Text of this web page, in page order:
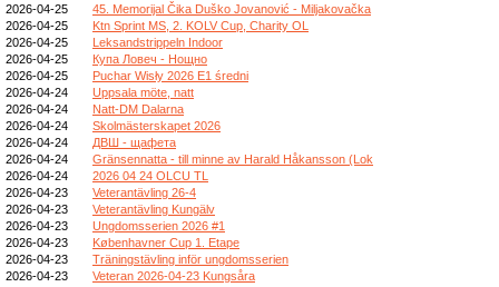
2026-04-25
45. Memorijal Čika Duško Jovanović - Miljakovačka
2026-04-25
Ktn Sprint MS, 2. KOLV Cup, Charity OL
2026-04-25
Leksandstrippeln Indoor
2026-04-25
Купа Ловеч - Нощно
2026-04-25
Puchar Wisły 2026 E1 średni
2026-04-24
Uppsala möte, natt
2026-04-24
Natt-DM Dalarna
2026-04-24
Skolmästerskapet 2026
2026-04-24
ДВШ - щафета
2026-04-24
Gränsennatta - till minne av Harald Håkansson (Lok
2026-04-24
2026 04 24 OLCU TL
2026-04-23
Veterantävling 26-4
2026-04-23
Veterantävling Kungälv
2026-04-23
Ungdomsserien 2026 #1
2026-04-23
Københavner Cup 1. Etape
2026-04-23
Träningstävling inför ungdomsserien
2026-04-23
Veteran 2026-04-23 Kungsåra